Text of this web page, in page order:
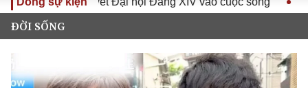
ĐỜI SỐNG